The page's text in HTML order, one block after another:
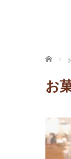
ホーム
お